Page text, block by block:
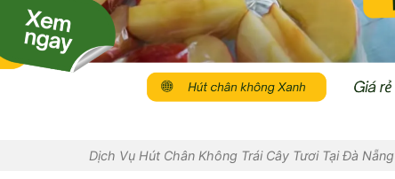
Dịch Vụ Hút Chân Không Trái Cây Tươi Tại Đà Nẵng